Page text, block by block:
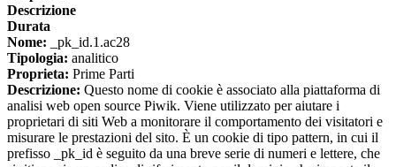
Descrizione
Durata
Nome: _pk_id.1.ac28
Tipologia: analitico
Proprieta: Prime Parti
Descrizione: Questo nome di cookie è associato alla piattaforma di
analisi web open source Piwik. Viene utilizzato per aiutare i
proprietari di siti Web a monitorare il comportamento dei visitatori e
misurare le prestazioni del sito. È un cookie di tipo pattern, in cui il
prefisso _pk_id è seguito da una breve serie di numeri e lettere, che